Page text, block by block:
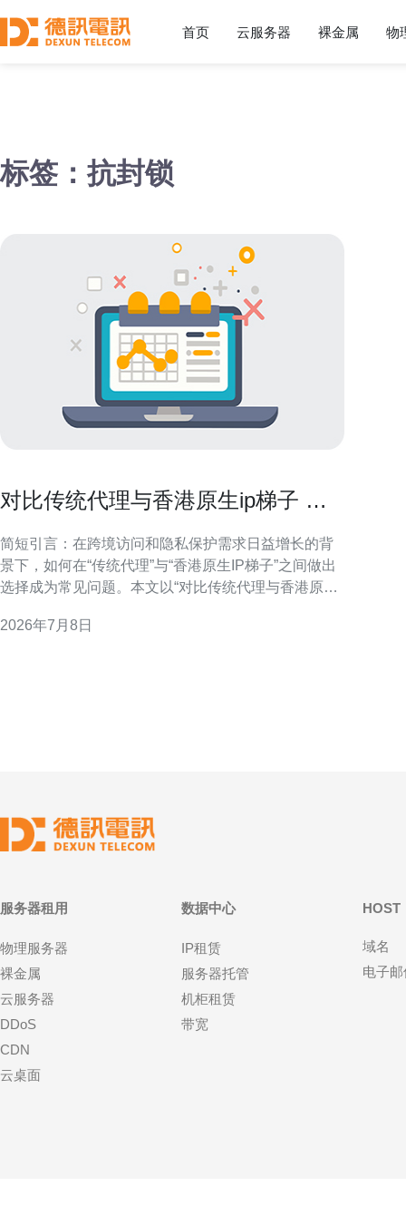
首页 云服务器 裸金属 物
标签：抗封锁
对比传统代理与香港原生ip梯子 在
简短引言：在跨境访问和隐私保护需求日益增长的背
景下，如何在“传统代理”与“香港原生IP梯子”之间做出
选择成为常见问题。本文以“对比传统代理与香港原生
特性和应用场景出发，客观评估两者的优劣，帮助读
2026年7月8日
服务器租用
物理服务器
裸金属
云服务器
DDoS
CDN
云桌面
数据中心
IP租赁
服务器托管
机柜租赁
带宽
HOST
域名
电子